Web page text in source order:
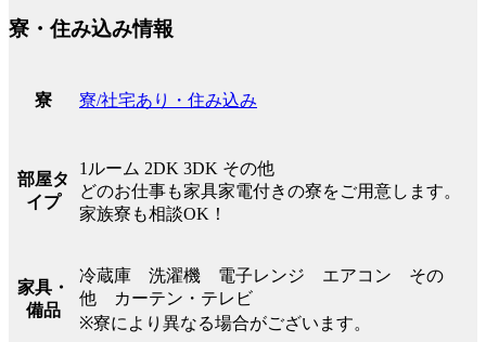
寮・住み込み情報
寮 寮/社宅あり・住み込み
部屋タ
イプ
1ルーム 2DK 3DK その他
どのお仕事も家具家電付きの寮をご用意します。
家族寮も相談OK！
家具・
備品
冷蔵庫 洗濯機 電子レンジ エアコン その
他 カーテン・テレビ
※寮により異なる場合がございます。